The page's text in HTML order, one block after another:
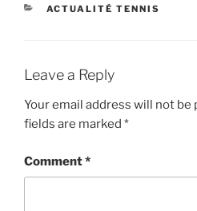
CATEGORIES
ACTUALITÉ TENNIS
Leave a Reply
Your email address will not be
fields are marked *
Comment*